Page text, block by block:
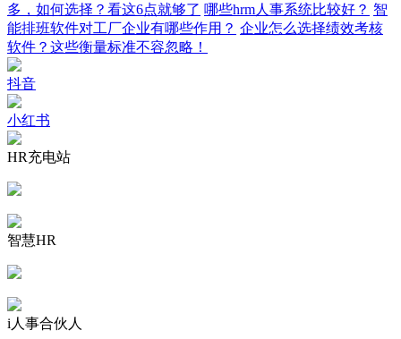
多，如何选择？看这6点就够了 哪些hrm人事系统比较好？ 智
能排班软件对工厂企业有哪些作用？ 企业怎么选择绩效考核
软件？这些衡量标准不容忽略！
抖音
小红书
HR充电站
智慧HR
i人事合伙人